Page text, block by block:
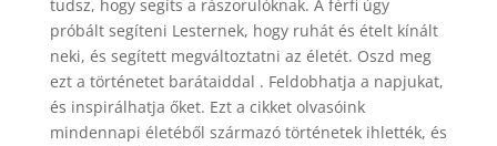
tudsz, hogy segíts a rászorulóknak. A férfi úgy
próbált segíteni Lesternek, hogy ruhát és ételt kínált
neki, és segített megváltoztatni az életét. Oszd meg
ezt a történetet barátaiddal . Feldobhatja a napjukat,
és inspirálhatja őket. Ezt a cikket olvasóink
mindennapi életéből származó történetek ihlették, és